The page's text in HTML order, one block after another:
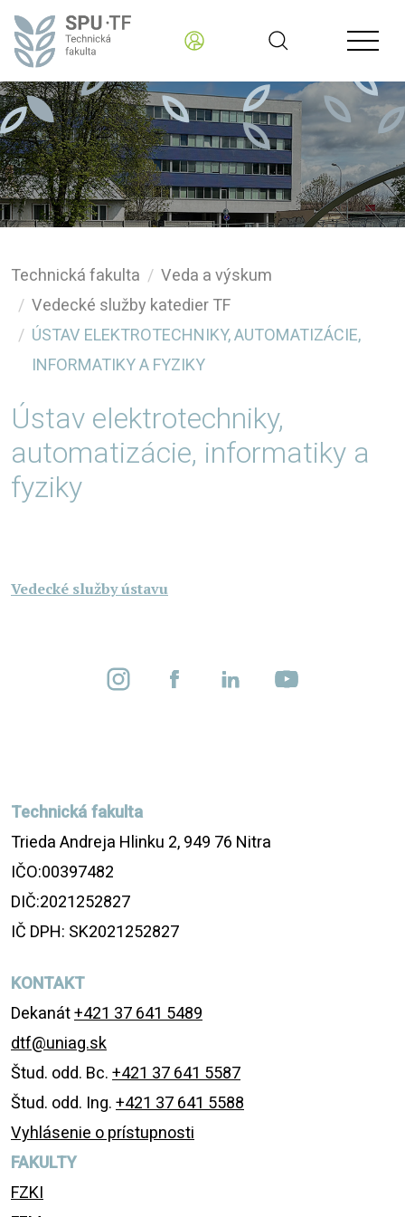
Technická fakulta
Veda a výskum
Vedecké služby katedier TF
ÚSTAV ELEKTROTECHNIKY, AUTOMATIZÁCIE,
INFORMATIKY A FYZIKY
Ústav elektrotechniky,
automatizácie, informatiky a
fyziky
Vedecké služby ústavu
Technická fakulta
Trieda Andreja Hlinku 2, 949 76 Nitra
IČO:00397482
DIČ:2021252827
IČ DPH: SK2021252827
KONTAKT
Dekanát+421 37 641 5489
dtf@uniag.sk
Štud. odd. Bc. +421 37 641 5587
Štud. odd. Ing. +421 37 641 5588
Vyhlásenie o prístupnosti
FAKULTY
FZKI